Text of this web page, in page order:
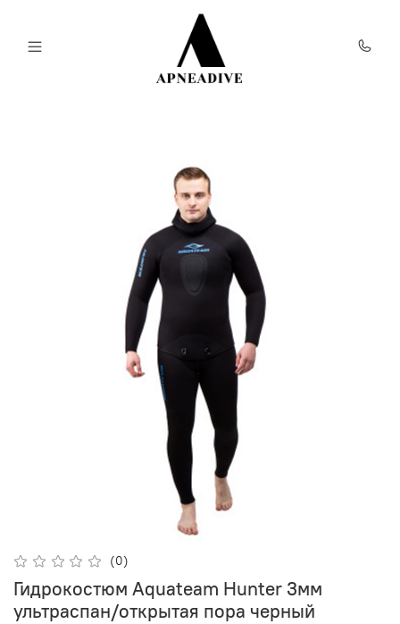
(0)
Гидрокостюм Aquateam Hunter 3мм
ультраспан/открытая пора черный